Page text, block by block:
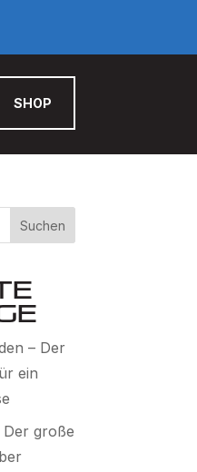
SHOP
Suchen
– Der
ein
große